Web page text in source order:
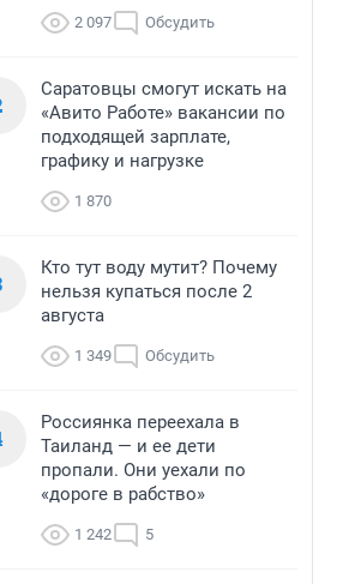
2 097 Обсудить
Саратовцы смогут искать на
«Авито Работе» вакансии по
подходящей зарплате,
графику и нагрузке
1 870
Кто тут воду мутит? Почему
нельзя купаться после 2
августа
1 349 Обсудить
Россиянка переехала в
Таиланд — и ее дети
пропали. Они уехали по
«дороге в рабство»
1 242 5